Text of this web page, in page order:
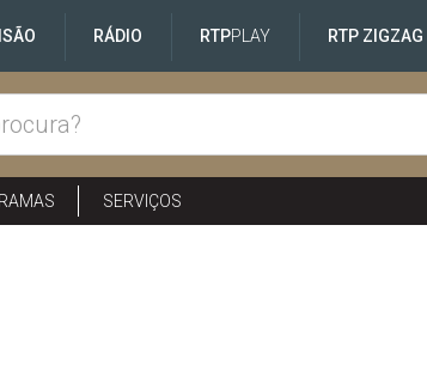
RÁDIO RTPPLAY RTP ZIGZAG
SERVIÇOS